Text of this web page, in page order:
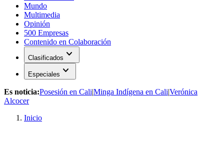
Mundo
Multimedia
Opinión
500 Empresas
Contenido en Colaboración
Clasificados expand_more
Especiales expand_more
Es noticia:Posesión en Cali|Minga Indígena en Cali|Verónica
Alcocer
Inicio